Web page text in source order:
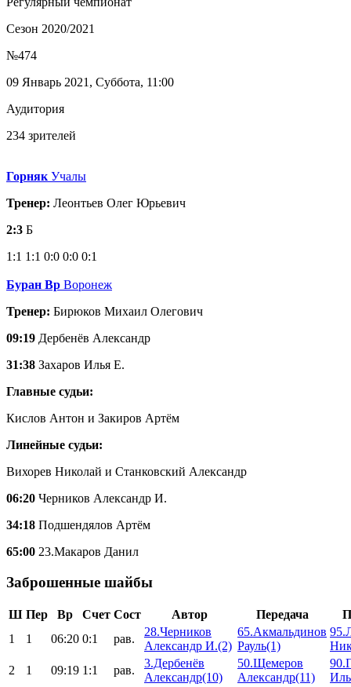
Сезон 2020/2021
№474
09 Январь 2021, Суббота, 11:00
Аудитория
234 зрителей
Горняк Учалы
Тренер: Леонтьев Олег Юрьевич
2:3 Б
1:1 1:1 0:0 0:0 0:1
Буран Вр Воронеж
Тренер: Бирюков Михаил Олегович
09:19 Дербенёв Александр
31:38 Захаров Илья Е.
Главные судьи:
Кислов Антон и Закиров Артём
Линейные судьи:
Вихорев Николай и Станковский Александр
06:20 Черников Александр И.
34:18 Подшендялов Артём
65:00 23.Макаров Данил
Заброшенные шайбы
Ш Пер Вр Счет Сост Автор Передача
1
1 06:20 0:1 рав.
28.Черников
Александр И.(2)
65.Акмальдинов
Рауль(1)
2
1 09:19 1:1 рав.
3.Дербенёв
Александр(10)
50.Щемеров
Александр(11)